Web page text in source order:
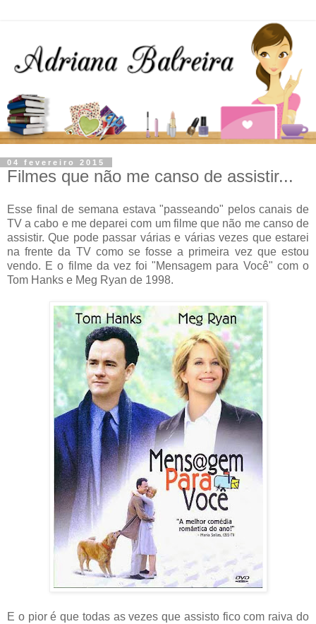
04 fevereiro 2015
Filmes que não me canso de assistir...
Esse final de semana estava "passeando" pelos canais de
TV a cabo e me deparei com um filme que não me canso de
assistir. Que pode passar várias e várias vezes que estarei
na frente da TV como se fosse a primeira vez que estou
vendo. E o filme da vez foi "Mensagem para Você" com o
Tom Hanks e Meg Ryan de 1998.
E o pior é que todas as vezes que assisto fico com raiva do